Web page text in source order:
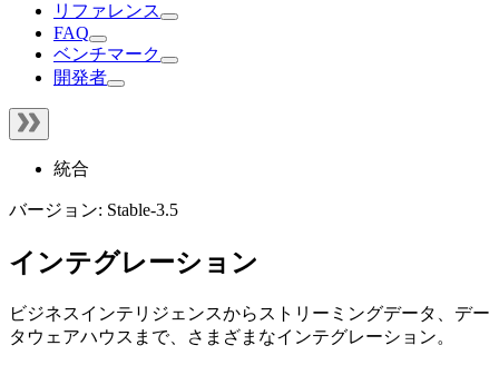
リファレンス
FAQ
ベンチマーク
開発者
統合
バージョン: Stable-3.5
インテグレーション
ビジネスインテリジェンスからストリーミングデータ、デー
タウェアハウスまで、さまざまなインテグレーション。